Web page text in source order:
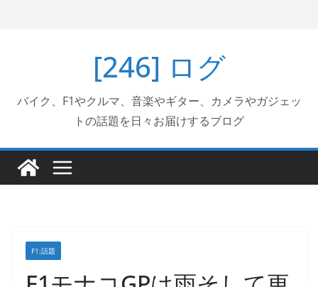
[246] ログ
バイク、F1やクルマ、音楽やギター、カメラやガジェッ
トの話題を日々お届けするブログ
F1:話題